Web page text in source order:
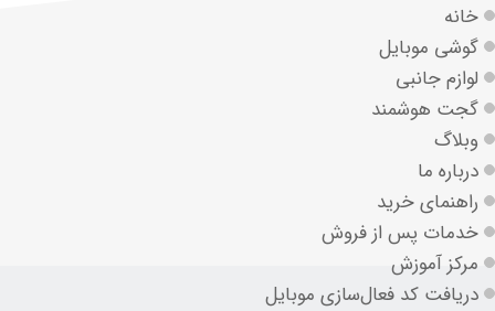
خانه
گوشی موبایل
لوازم جانبی
گجت هوشمند
وبلاگ
درباره ما
راهنمای خرید
خدمات پس از فروش
مرکز آموزش
دریافت کد فعال‌سازی موبایل